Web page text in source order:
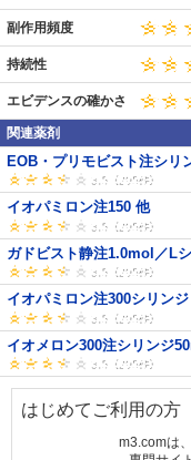
副作用頻度
持続性
エビデンスの確かさ
関連薬剤
EOB・プリモビスト注シリ
イオパミロン注150 他
ガドビスト静注1.0mol／L
イオパミロン注300シリン
イオメロン300注シリンジ
はじめてご利用の方
m3.comは